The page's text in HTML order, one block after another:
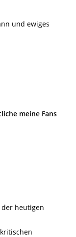
und ewiges
meine Fans
heutigen